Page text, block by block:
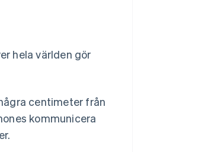
hela världen gör
centimeter från
kommunicera